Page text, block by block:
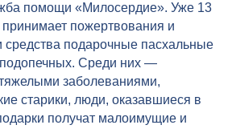
помощи «Милосердие». Уже 13
пожертвования и
средства подарочные пасхальные
Среди них —
заболеваниями,
старики, люди, оказавшиеся в
получат малоимущие и